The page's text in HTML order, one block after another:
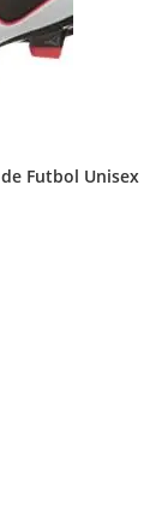
Futbol Unisex